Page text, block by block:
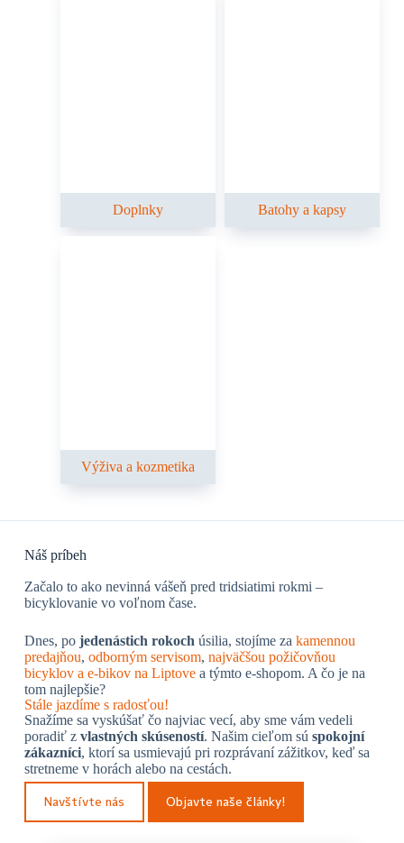
Doplnky Batohy a kapsy
Výživa a kozmetika
Náš príbeh
Začalo to ako nevinná vášeň pred tridsiatimi rokmi –
bicyklovanie vo voľnom čase.
Dnes, po jedenástich rokoch úsilia, stojíme za kamennou
predajňou, odborným servisom, najväčšou požičovňou
bicyklov a e-bikov na Liptovea týmto e-shopom. A čo je na
tom najlepšie?
Stále jazdíme s radosťou!
Snažíme sa vyskúšať čo najviac vecí, aby sme vám vedeli
poradiť z vlastných skúseností. Našim cieľom sú spokojní
zákazníci, ktorí sa usmievajú pri rozprávaní zážitkov, keď sa
stretneme v horách alebo na cestách.
Navštívte nás Objavte naše články!